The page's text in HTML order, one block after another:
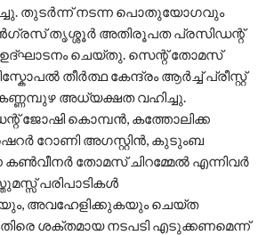
തുടർന്ന് നടന്ന പൊതുയോഗവും
തൃശ്ശൂർ അതിരൂപത പ്രസിഡന്റ്‌
ഉദ്ഘാടനം ചെയ്തു. സെന്റ് തോമസ്
തീർത്ഥ കേന്ദ്രം ആർച്ച് പ്രീസ്റ്റ്
അധ്യക്ഷത വഹിച്ചു.
ജോഷി കൊമ്പൻ, കത്തോലിക്ക
റോണി അഗസ്റ്റിൻ, കുടുംബ
തോമസ് ചിറമ്മേൽ എന്നിവർ
പരിപാടികൾ
അവഹേളിക്കുകയും ചെയ്ത
ശക്തമായ നടപടി എടുക്കണമെന്ന്